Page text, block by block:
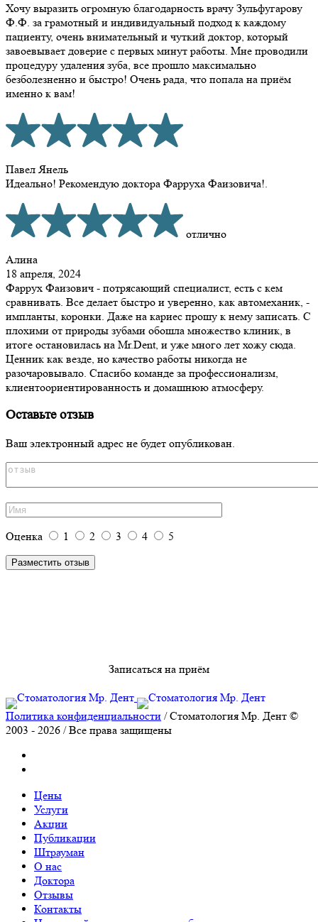
Хочу выразить огромную благодарность врачу Зульфугарову
Ф.Ф. за грамотный и индивидуальный подход к каждому
пациенту, очень внимательный и чуткий доктор, который
завоевывает доверие с первых минут работы. Мне проводили
процедуру удаления зуба, все прошло максимально
безболезненно и быстро! Очень рада, что попала на приём
именно к вам!
Павел Янель
Идеально! Рекомендую доктора Фарруха Фаизовича!.
отлично
Алина
18 апреля, 2024
Фаррух Фаизович - потрясающий специалист, есть с кем
сравнивать. Все делает быстро и уверенно, как автомеханик, -
импланты, коронки. Даже на кариес прошу к нему записать. С
плохими от природы зубами обошла множество клиник, в
итоге остановилась на Mr.Dent, и уже много лет хожу сюда.
Ценник как везде, но качество работы никогда не
разочаровывало. Спасибо команде за профессионализм,
клиентоориентированность и домашнюю атмосферу.
Оставьте отзыв
Ваш электронный адрес не будет опубликован.
Оценка 1 2 3 4 5
Записаться на приём
Политика конфиденциальности / Стоматология Мр. Дент ©
2003 - 2026 / Все права защищены
Цены
Услуги
Акции
Публикации
Штрауман
О нас
Доктора
Отзывы
Контакты